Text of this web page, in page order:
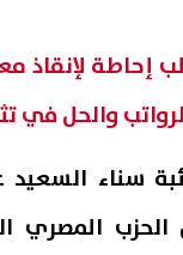
إحاطة لإنقاذ
والحل في
سناء السعيد
الحزب المصري